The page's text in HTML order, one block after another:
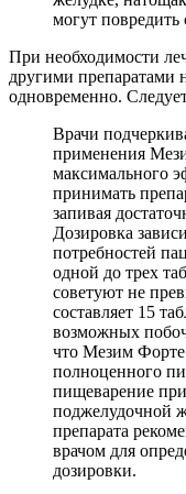
могут повредить
При необходимости
другими препаратами
одновременно.
Врачи
применения
максимального
принимать
запивая
Дозировка
потребностей
одной до трех
советуют не
составляет 15
возможных
что Мезим Форте
полноценного
пищеварение
поджелудочной
препарата
врачом для
дозировки.